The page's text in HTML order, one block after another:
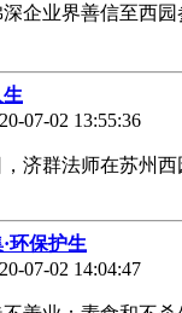
深企业界善信至西
07-02 13:55:36
，济群法师在苏州
环保护生
07-02 14:04:47